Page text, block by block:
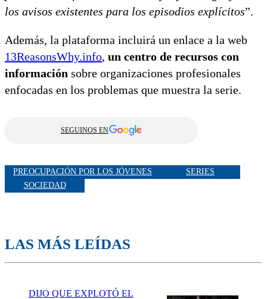
los avisos existentes para los episodios explícitos”.
Además, la plataforma incluirá un enlace a la web
13ReasonsWhy.info, un centro de recursos con
información sobre organizaciones profesionales
enfocadas en los problemas que muestra la serie.
SEGUINOS EN
PREOCUPACIÓN POR LOS JÓVENES
SERIES
SOCIEDAD
LAS MÁS LEÍDAS
DIJO QUE EXPLOTÓ EL